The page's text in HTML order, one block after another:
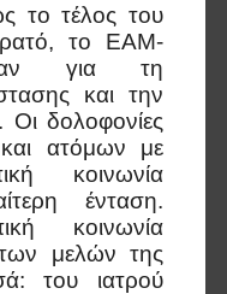
το τέλος του
το ΕΑΜ-
για τη
και την
Οι δολοφονίες
ατόμων με
κοινωνία
ένταση.
κοινωνία
μελών της
του ιατρού